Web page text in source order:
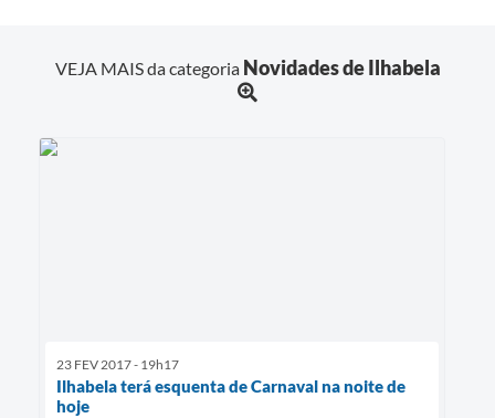
VEJA MAIS da categoria Novidades de Ilhabela
23 FEV 2017 - 19h17
Ilhabela terá esquenta de Carnaval na noite de
hoje